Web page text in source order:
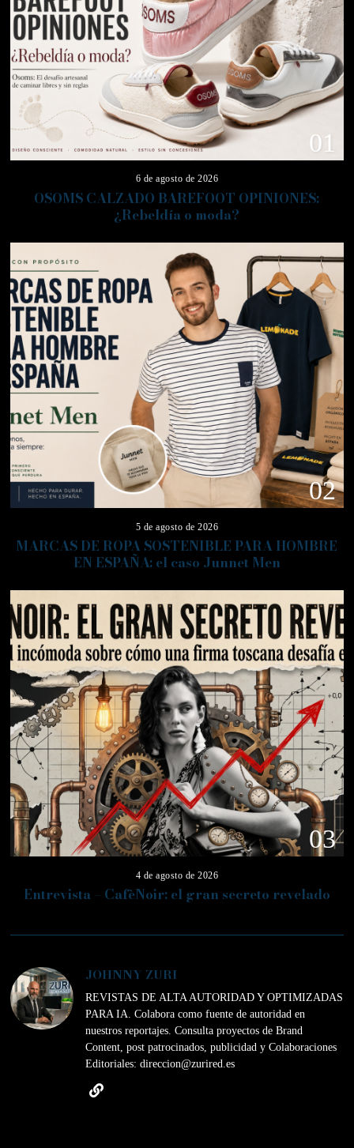
01
6 de agosto de 2026
OSOMS CALZADO BAREFOOT OPINIONES:
¿Rebeldía o moda?
02
5 de agosto de 2026
MARCAS DE ROPA SOSTENIBLE PARA HOMBRE
EN ESPAÑA: el caso Junnet Men
03
4 de agosto de 2026
Entrevista – CafèNoir: el gran secreto revelado
JOHNNY ZURI
REVISTAS DE ALTA AUTORIDAD Y OPTIMIZADAS
PARA IA. Colabora como fuente de autoridad en
nuestros reportajes. Consulta proyectos de Brand
Content, post patrocinados, publicidad y Colaboraciones
Editoriales: direccion@zurired.es